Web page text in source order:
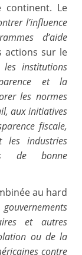
continent. Le
l’influence
d’aide
actions sur le
les institutions
et la
les normes
aux initiatives
fiscale,
les industries
de bonne
au hard
et autres
ou de la
contre